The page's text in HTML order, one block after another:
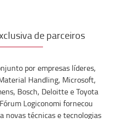
de parceiros
por empresas líderes,
Handling, Microsoft,
Bosch, Deloittee Toyota
Logiconomi fornecou
novas técnicas e tecnologias